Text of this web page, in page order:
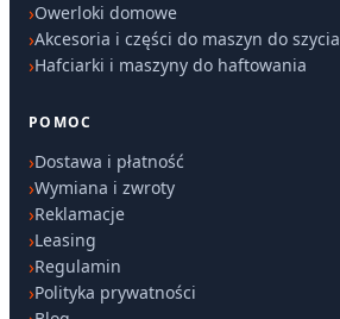
Owerloki domowe
Akcesoria i części do maszyn do szycia
Hafciarki i maszyny do haftowania
POMOC
Dostawa i płatność
Wymiana i zwroty
Reklamacje
Leasing
Regulamin
Polityka prywatności